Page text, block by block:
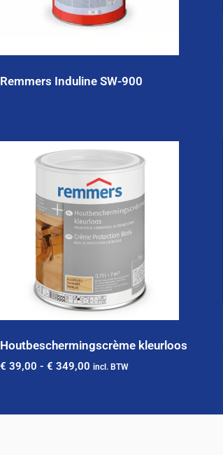
Remmers Induline SW-900
Houtbeschermingscrème kleurloos
€ 39,00 - € 349,00 incl. BTW